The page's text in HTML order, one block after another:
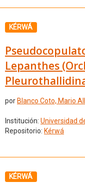
KÉRWÁ
Lepanthes
por Blanco Coto, Mario
Institución: Universidad
Repositorio: Kérwá
KÉRWÁ